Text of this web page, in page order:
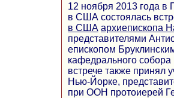
12 ноября 2013 года в
в США состоялась
в США архиепископа
представителями
епископом
кафедрального
встрече также принял
Нью-Йорке,
при ООН протоиерей